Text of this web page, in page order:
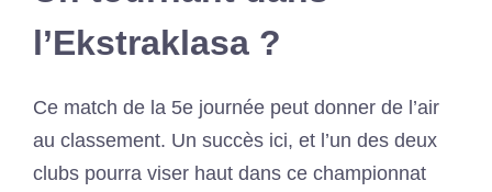
l’Ekstraklasa ?
Ce match de la 5e journée peut donner de l’air
au classement. Un succès ici, et l’un des deux
clubs pourra viser haut dans ce championnat